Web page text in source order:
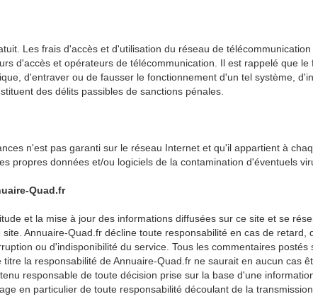
Les frais d'accès et d'utilisation du réseau de
d'accès et opérateurs de télécommunication. Il est rappelé que
d'entraver ou de fausser le fonctionnement d'un tel système,
des délits passibles de sanctions pénales.
n'est pas garanti sur le réseau Internet et qu'il appartient à
propres données et/ou logiciels de la contamination d'éventuels
Quad.fr
et la mise à jour des informations diffusées sur ce site et se
Annuaire-Quad.fr décline toute responsabilité en cas de
ou d'indisponibilité du service. Tous les commentaires
la responsabilité de Annuaire-Quad.fr ne saurait en aucun cas
responsable de toute décision prise sur la base d'une
en particulier de toute responsabilité découlant de la